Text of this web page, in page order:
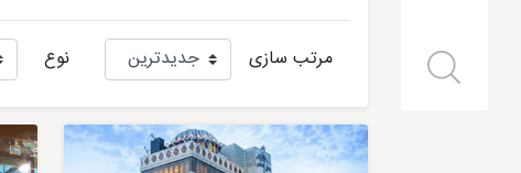
مرتب سازی نوع